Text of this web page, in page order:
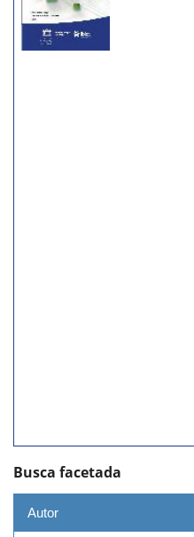
Busca facetada
Autor